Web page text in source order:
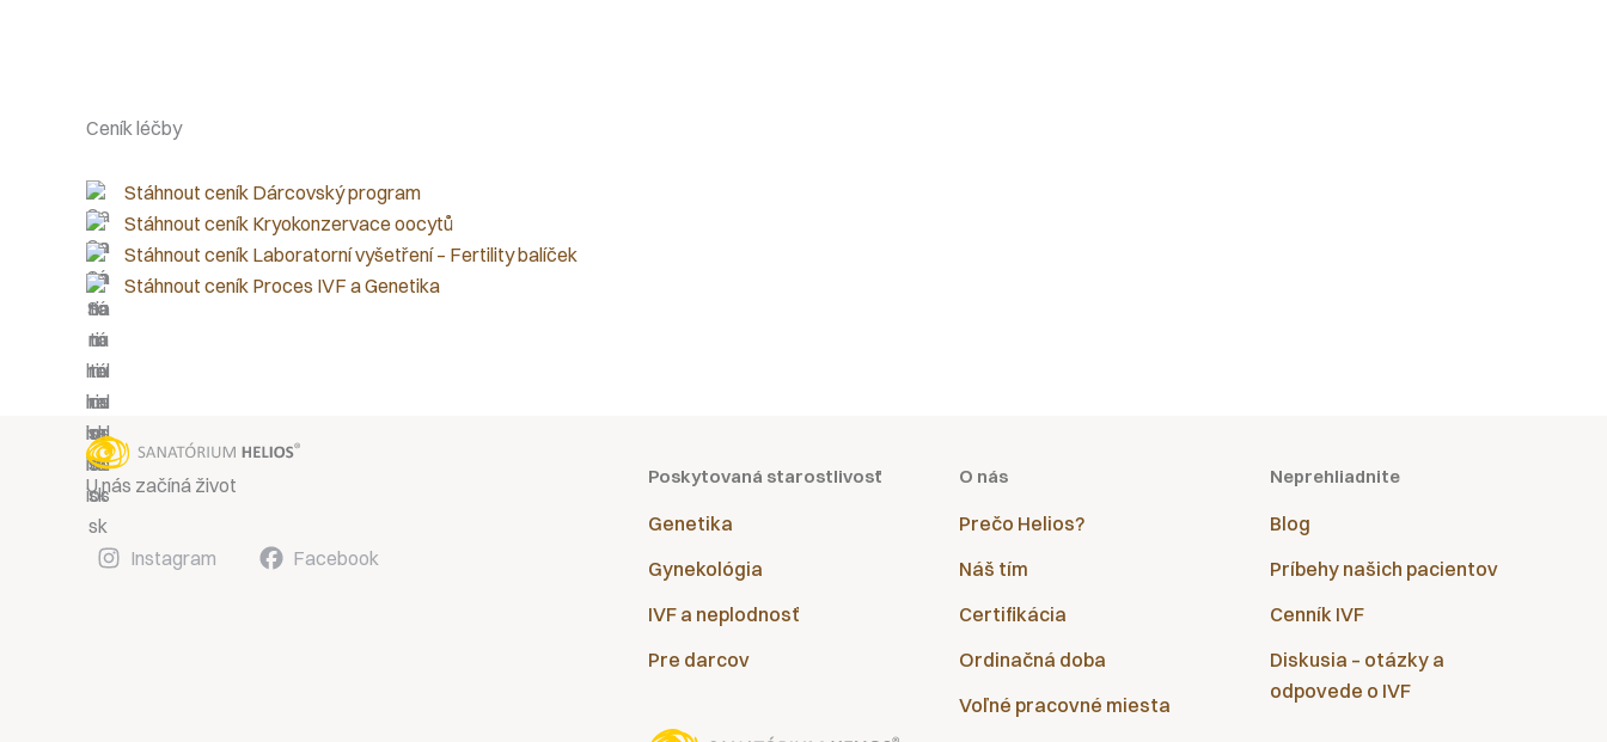
Ceník léčby
Stáhnout ceník Dárcovský program
Stáhnout ceník Kryokonzervace oocytů
Stáhnout ceník Laboratorní vyšetření – Fertility balíček
Stáhnout ceník Proces IVF a Genetika
U nás začíná život
Instagram Facebook
Poskytovaná starostlivosť
Genetika
Gynekológia
IVF a neplodnosť
Pre darcov
O nás
Prečo Helios?
Náš tím
Certifikácia
Ordinačná doba
Voľné pracovné miesta
Neprehliadnite
Blog
Príbehy našich pacientov
Cenník IVF
Diskusia – otázky a
odpovede o IVF